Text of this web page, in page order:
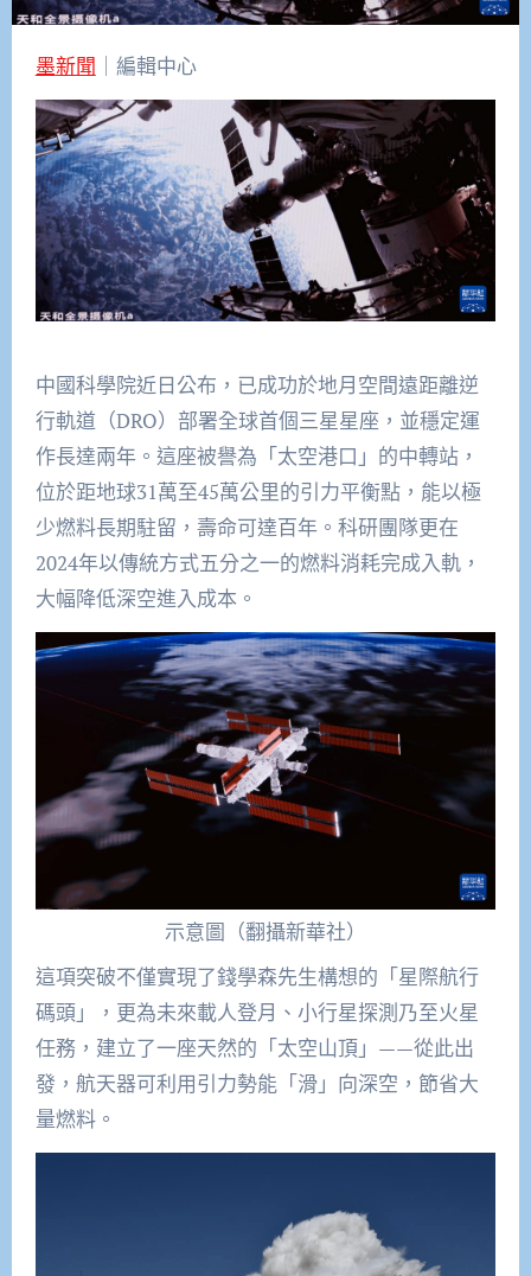
墨新聞 ｜編輯中心
中國科學院近日公布，已成功於地月空間遠距離逆
行軌道（DRO）部署全球首個三星星座，並穩定運
作長達兩年。這座被譽為「太空港口」的中轉站，
位於距地球31萬至45萬公里的引力平衡點，能以極
少燃料長期駐留，壽命可達百年。科研團隊更在
2024年以傳統方式五分之一的燃料消耗完成入軌，
大幅降低深空進入成本。
示意圖（翻攝新華社）
這項突破不僅實現了錢學森先生構想的「星際航行
碼頭」，更為未來載人登月、小行星探測乃至火星
任務，建立了一座天然的「太空山頂」——從此出
發，航天器可利用引力勢能「滑」向深空，節省大
量燃料。